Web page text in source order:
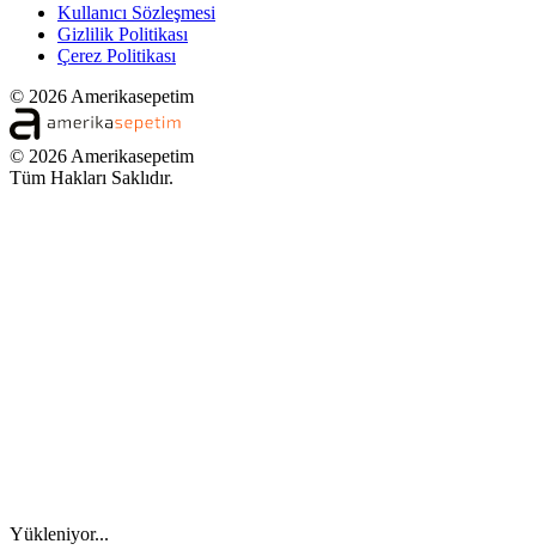
Kullanıcı Sözleşmesi
Gizlilik Politikası
Çerez Politikası
© 2026 Amerikasepetim
© 2026 Amerikasepetim
Tüm Hakları Saklıdır.
Yükleniyor...